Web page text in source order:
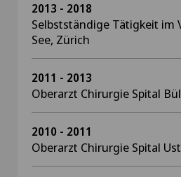
2013 - 2018
Selbstständige Tätigkeit im
See, Zürich
2011 - 2013
Oberarzt Chirurgie Spital
2010 - 2011
Oberarzt Chirurgie Spital